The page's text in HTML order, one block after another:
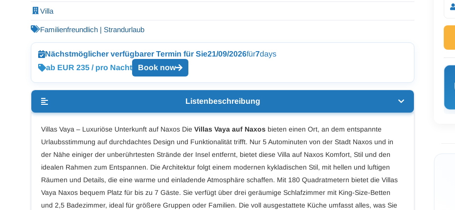
Villa
Familienfreundlich | Strandurlaub
Nächstmöglicher verfügbarer Termin für Sie21/09/2026für7days
ab EUR 235 / pro Nacht
Book now
Listenbeschreibung
Villas Vaya – Luxuriöse Unterkunft auf Naxos DieVillas Vaya auf Naxos bieten einen Ort, an dem entspannte
Urlaubsstimmung auf durchdachtes Design und Funktionalität trifft. Nur 5 Autominuten von der Stadt Naxos und in
der Nähe einiger der unberührtesten Strände der Insel entfernt, bietet diese Villa auf Naxos Komfort, Stil und den
idealen Rahmen zum Entspannen. Die Architektur folgt einem modernen kykladischen Stil, mit hellen und luftigen
Räumen und Details, die eine warme und einladende Atmosphäre schaffen. Mit 180 Quadratmetern bietet die Villas
Vaya Naxos bequem Platz für bis zu 7 Gäste. Sie verfügt über drei geräumige Schlafzimmer mit King-Size-Betten
und 2,5 Badezimmer, ideal für größere Gruppen oder Familien. Die voll ausgestattete Küche umfasst alles, was Sie